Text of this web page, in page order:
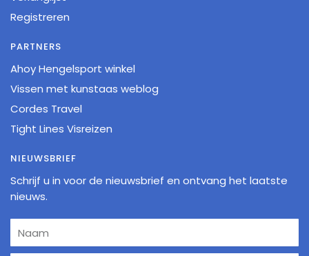
Registreren
PARTNERS
Ahoy Hengelsport winkel
Vissen met kunstaas weblog
Cordes Travel
Tight Lines Visreizen
NIEUWSBRIEF
Schrijf u in voor de nieuwsbrief en ontvang het laatste
nieuws.